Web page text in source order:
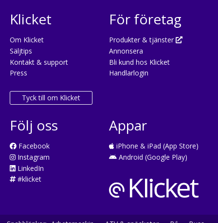
Klicket
Om Klicket
Säljtips
Kontakt & support
Press
Tyck till om Klicket
För företag
Produkter & tjänster
Annonsera
Bli kund hos Klicket
Handlarlogin
Följ oss
Facebook
Instagram
LinkedIn
#klicket
Appar
iPhone & iPad (App Store)
Android (Google Play)